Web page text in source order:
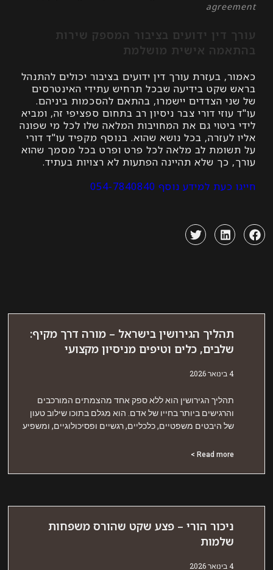
דין ידועים בציבור המספק שירות
אישית מושלמת
בעזרת עורך דין ידועים בציבור יכולים להתנהל
בידיעה שבכל תרחיש עתידי האינטרסים
הצדדים יישמרו, בהתאם להסכמות ביניהם.
דורי צבר ניסיון רב בתחום ספציפי זה, ומביא
גם את המחויבות המלאה שלו לכל מי שפונה
בכל נושא שהוא. בנוסף מקפיד עו"ד דורי
לב מלאה לכל פרט ופרט בכל מסמך שהוא
כך שלא תהיינה הפתעות לא רצויות בעתיד.
למידע נוסף 054-7840840
הגירושין בישראל – מורה דרך מקיף:
כלים וטיפים מניסיון מקצועי
הגירושין הוא ללא ספק אחד מהצמתים המורכבים
ביותר בחייו של אדם. הוא מגלם בתוכו שילוב טעון
היבטים משפטיים, כלכליים, רגשיים ופסיכולוגיים, ומשפיע
הורי – פצע שקט שהורס משפחות